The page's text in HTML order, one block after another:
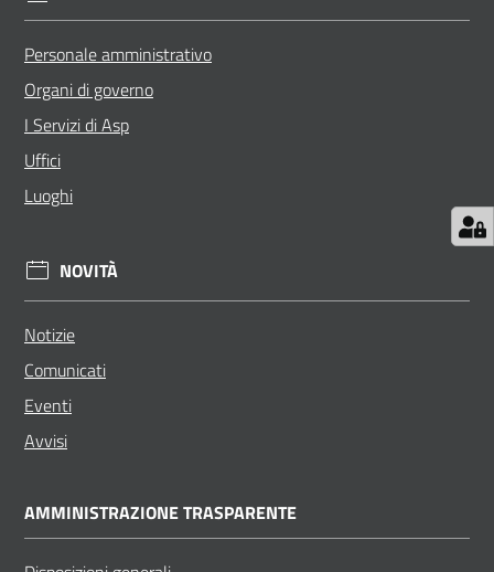
Personale amministrativo
Organi di governo
I Servizi di Asp
Uffici
Luoghi
NOVITÀ
Notizie
Comunicati
Eventi
Avvisi
AMMINISTRAZIONE TRASPARENTE